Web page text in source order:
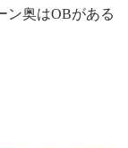
ン奥はOBがある